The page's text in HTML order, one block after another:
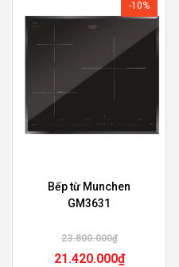
-10%
Bếp từ Munchen
GM3631
23.800.000₫
21.420.000₫